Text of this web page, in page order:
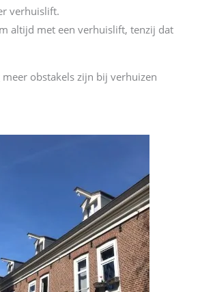
verhuislift.
altijd met een verhuislift, tenzij dat
obstakels zijn bij verhuizen